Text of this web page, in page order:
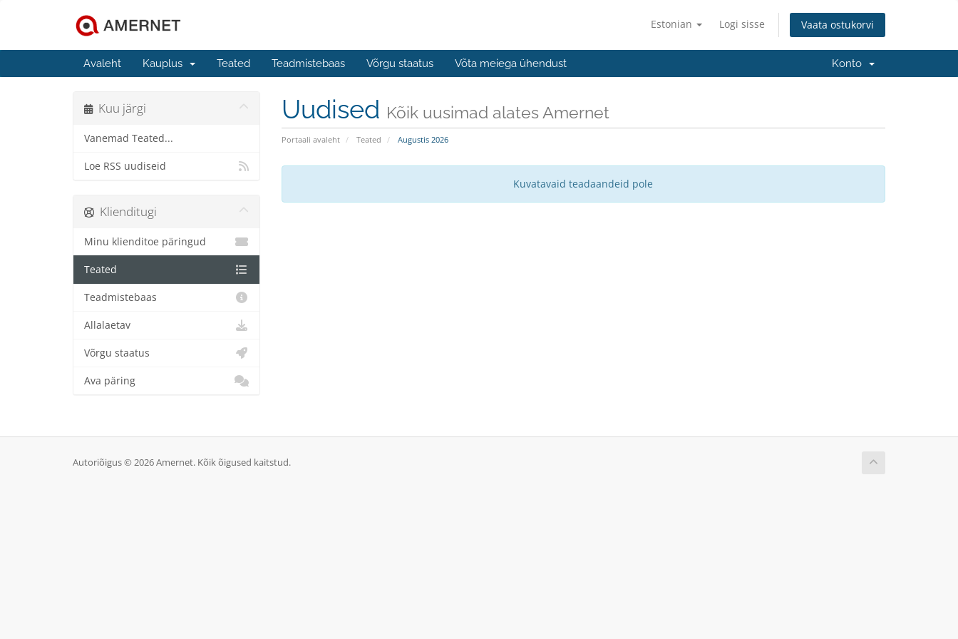
Estonian Logi sisse Vaata ostukorvi
Avaleht Kauplus Teated Teadmistebaas Võrgu staatus Võta meiega ühendust Konto
Uudised Kõik uusimad alates Amernet
Portaali avaleht Teated Augustis 2026
Kuu järgi
Vanemad Teated...
Loe RSS uudiseid
Kuvatavaid teadaandeid pole
Klienditugi
Minu klienditoe päringud
Teated
Teadmistebaas
Allalaetav
Võrgu staatus
Ava päring
Autoriõigus © 2026 Amernet. Kõik õigused kaitstud.